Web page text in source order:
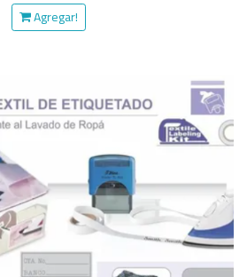
Agregar!